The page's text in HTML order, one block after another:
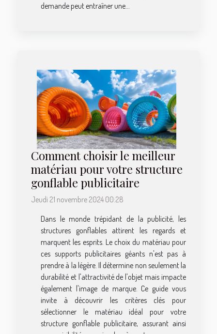
demande peut entraîner une...
Comment choisir le meilleur
matériau pour votre structure
gonflable publicitaire
Jeudi 21 novembre 2024 00:28
Dans le monde trépidant de la publicité, les
structures gonflables attirent les regards et
marquent les esprits. Le choix du matériau pour
ces supports publicitaires géants n'est pas à
prendre à la légère. Il détermine non seulement la
durabilité et l'attractivité de l'objet mais impacte
également l'image de marque. Ce guide vous
invite à découvrir les critères clés pour
sélectionner le matériau idéal pour votre
structure gonflable publicitaire, assurant ainsi